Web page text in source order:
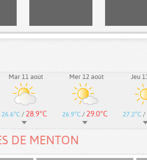
Mar 11 août
26.6°C / 28.9°C
Mer 12 août
26.9°C / 29.0°C
Jeu
27.2°C /
DE MENTON